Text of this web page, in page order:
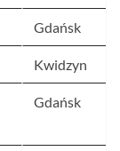
Gdańsk
Kwidzyn
Gdańsk